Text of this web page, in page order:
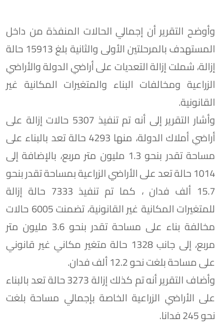
وأوضح التقرير أن إجمالي الحالات المنفذة من داخل
المستهدف بالمرحلتين الأولى والثانية بلغ 15913 حالة
إزالة، شملت إزالة التعديات على أراضي الدولة والأراضي
الزراعية ومخالفات البناء والمتغيرات المكانية غير
القانونية.
وأشار التقرير إلى أنه تم تنفيذ 5307 حالات إزالة على
أراضي أملاك الدولة، منها 4293 حالة تعد بالبناء على
مساحة تقدر بنحو 1.3 مليون متر مربع، بالإضافة إلى
1014 حالة تعد على الأراضي الزراعية بمساحة تقدر بنحو
15.7 ألف فدان ، كما تم تنفيذ 7333 حالة إزالة
للمتغيرات المكانية غير القانونية، تضمنت 6005 حالات
مخالفة بناء على مساحة تقدر بنحو 3.6 مليون متر
مربع، إلى جانب 1328 حالة متغير مكاني غير قانوني
على مساحة بلغت نحو 12.2 ألف فدان.
وأضاف التقرير أنه تم كذلك إزالة 3273 حالة تعد بالبناء
على الأراضي الزراعية الخاصة بإجمالي مساحة بلغت
نحو 245 فدانا.